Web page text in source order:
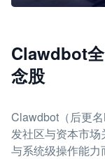
Clawdbot
念股
Clawdbot（后更
发社区与资本市
与系统级操作能力